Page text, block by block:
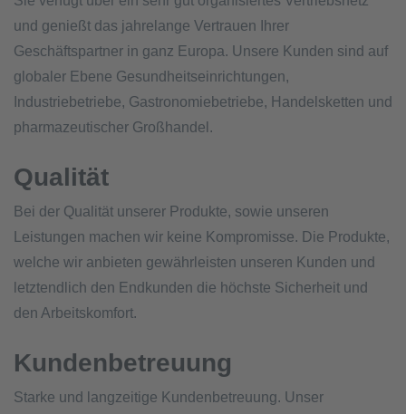
und genießt das jahrelange Vertrauen Ihrer
Geschäftspartner in ganz Europa. Unsere Kunden sind auf
globaler Ebene Gesundheitseinrichtungen,
Industriebetriebe, Gastronomiebetriebe, Handelsketten und
pharmazeutischer Großhandel.
Qualität
Bei der Qualität unserer Produkte, sowie unseren
Leistungen machen wir keine Kompromisse. Die Produkte,
welche wir anbieten gewährleisten unseren Kunden und
letztendlich den Endkunden die höchste Sicherheit und
den Arbeitskomfort.
Kundenbetreuung
Starke und langzeitige Kundenbetreuung. Unser